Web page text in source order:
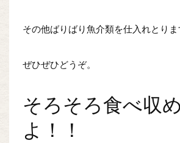
その他ばりばり魚介類を仕入れとりま
ぜひぜひどうぞ。
そろそろ食べ収
よ！！